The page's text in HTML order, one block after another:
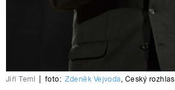
Jiří Teml foto: Zdeněk Vejvoda, Český rozhlas